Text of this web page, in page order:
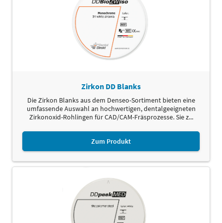
Zirkon DD Blanks
Die Zirkon Blanks aus dem Denseo-Sortiment bieten eine
umfassende Auswahl an hochwertigen, dentalgeeigneten
Zirkonoxid-Rohlingen für CAD/CAM-Fräsprozesse. Sie z...
Zum Produkt